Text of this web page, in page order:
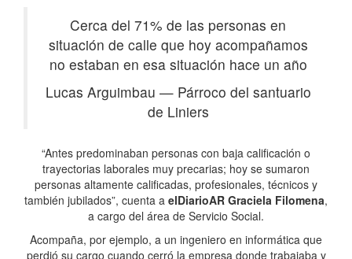
Cerca del 71% de las personas en
situación de calle que hoy acompañamos
no estaban en esa situación hace un año
Lucas Arguimbau —Párroco del santuario
de Liniers
“Antes predominaban personas con baja calificación o
trayectorias laborales muy precarias; hoy se sumaron
personas altamente calificadas, profesionales, técnicos y
también jubilados”, cuenta a elDiarioAR Graciela Filomena,
a cargo del área de Servicio Social.
Acompaña, por ejemplo, a un ingeniero en informática que
perdió su cargo cuando cerró la empresa donde trabajaba y